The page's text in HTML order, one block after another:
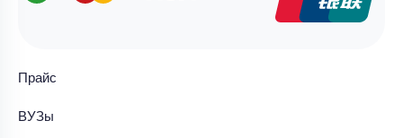
Прайс
ВУЗы